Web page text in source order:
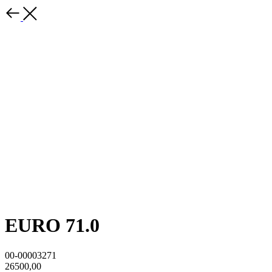
EURO 71.0
00-00003271
26500,00